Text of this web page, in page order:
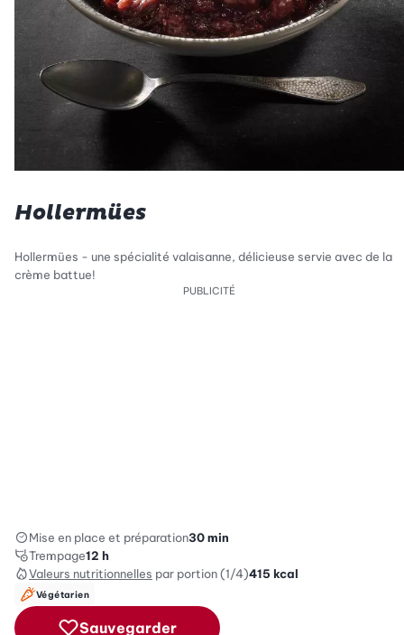
Hollermües
Hollermües - une spécialité valaisanne, délicieuse servie avec de la
crème battue!
PUBLICITÉ
Mise en place et préparation30 min
Trempage12 h
Valeurs nutritionnelles par portion (1/4)415 kcal
Végétarien
Sauvegarder